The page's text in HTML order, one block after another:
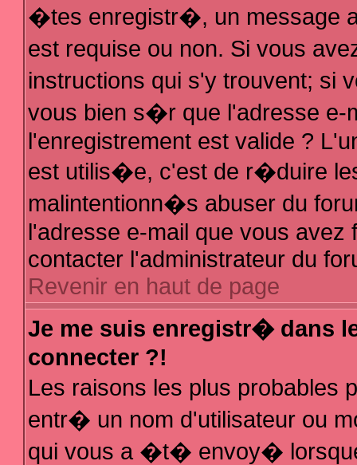
�tes enregistr�, un message
est requise ou non. Si vous
instructions qui s'y trouvent;
vous bien s�r que l'adresse e-
l'enregistrement est valide ?
est utilis�e, c'est de r�duire
malintentionn�s abuser du
l'adresse e-mail que vous
contacter l'administrateur du
Revenir en haut de page
Je me suis enregistr� dans
connecter ?!
Les raisons les plus probables
entr� un nom d'utilisateur ou
qui vous a �t� envoy�